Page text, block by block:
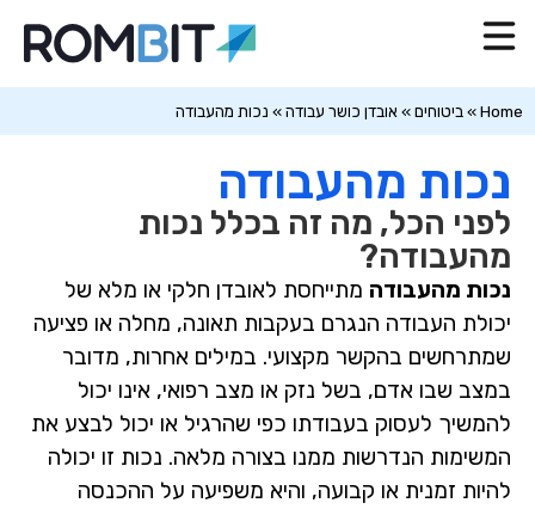
Home
» ביטוחים» אובדן כושר עבודה» נכות מהעבודה
נכות מהעבודה
לפני הכל, מה זה בכלל נכות
מהעבודה?
נכות מהעבודה מתייחסת לאובדן חלקי או מלא של
יכולת העבודה הנגרם בעקבות תאונה, מחלה או פציעה
שמתרחשים בהקשר מקצועי. במילים אחרות, מדובר
במצב שבו אדם, בשל נזק או מצב רפואי, אינו יכול
להמשיך לעסוק בעבודתו כפי שהרגיל או יכול לבצע את
המשימות הנדרשות ממנו בצורה מלאה. נכות זו יכולה
להיות זמנית או קבועה, והיא משפיעה על ההכנסה